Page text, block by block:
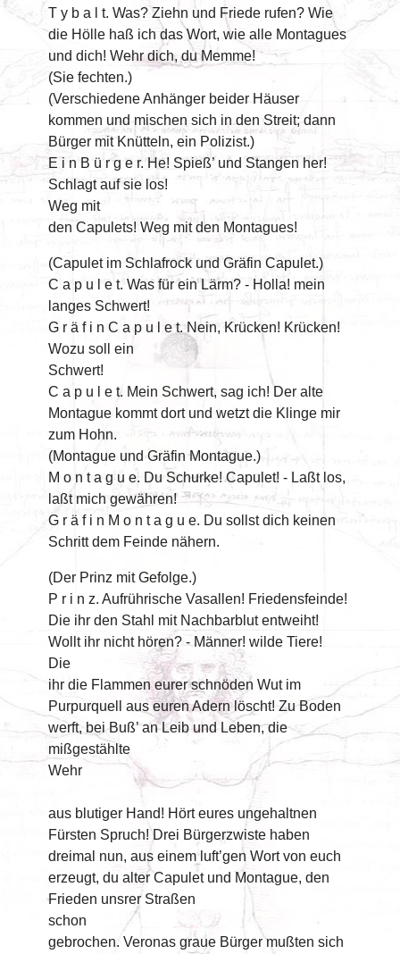
T y b a l t. Was? Ziehn und Friede rufen? Wie
die Hölle haß ich das Wort, wie alle Montagues
und dich! Wehr dich, du Memme!
(Sie fechten.)
(Verschiedene Anhänger beider Häuser
kommen und mischen sich in den Streit; dann
Bürger mit Knütteln, ein Polizist.)
E i n B ü r g e r. He! Spieß’ und Stangen her!
Schlagt auf sie los!
Weg mit
den Capulets! Weg mit den Montagues!
(Capulet im Schlafrock und Gräfin Capulet.)
C a p u l e t. Was für ein Lärm? - Holla! mein
langes Schwert!
G r ä f i n C a p u l e t. Nein, Krücken! Krücken!
Wozu soll ein
Schwert!
C a p u l e t. Mein Schwert, sag ich! Der alte
Montague kommt dort und wetzt die Klinge mir
zum Hohn.
(Montague und Gräfin Montague.)
M o n t a g u e. Du Schurke! Capulet! - Laßt los,
laßt mich gewähren!
G r ä f i n M o n t a g u e. Du sollst dich keinen
Schritt dem Feinde nähern.
(Der Prinz mit Gefolge.)
P r i n z. Aufrührische Vasallen! Friedensfeinde!
Die ihr den Stahl mit Nachbarblut entweiht!
Wollt ihr nicht hören? - Männer! wilde Tiere!
Die
ihr die Flammen eurer schnöden Wut im
Purpurquell aus euren Adern löscht! Zu Boden
werft, bei Buß’ an Leib und Leben, die
mißgestählte
Wehr
aus blutiger Hand! Hört eures ungehaltnen
Fürsten Spruch! Drei Bürgerzwiste haben
dreimal nun, aus einem luft’gen Wort von euch
erzeugt, du alter Capulet und Montague, den
Frieden unsrer Straßen
schon
gebrochen. Veronas graue Bürger mußten sich